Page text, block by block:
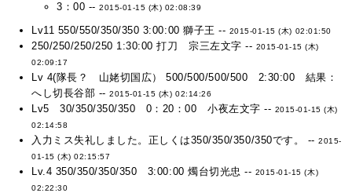
3：00 --2015-01-15 (木) 02:08:39
Lv11 550/550/350/350 3:00:00 獅子王 -- 2015-01-15 (木) 02:01:50
250/250/250/250 1:30:00 打刀 宗三左文字 -- 2015-01-15 (木)
02:09:17
Lv 4(隊長？ 山姥切国広） 500/500/500/500 2:30:00 結果：
へし切長谷部 --2015-01-15 (木) 02:14:26
Lv5 30/350/350/350 0：20：00 小夜左文字 -- 2015-01-15 (木)
02:14:58
入力ミス失礼しました。正しくは350/350/350/350です。 --2015-
01-15 (木) 02:15:57
Lv.4 350/350/350/350 3:00:00 燭台切光忠 -- 2015-01-15 (木)
02:22:30